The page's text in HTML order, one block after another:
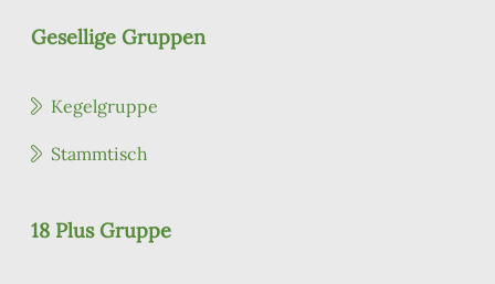
Gesellige Gruppen
Kegelgruppe
Stammtisch
18 Plus Gruppe